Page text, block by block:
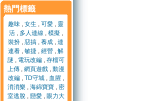
熱門標籤
趣味 , 女生 , 可愛 , 靈
活, 多人連線 , 模擬 ,
裝扮 , 惡搞 , 養成 , 連
連看 , 敏捷 , 經營 , 解
謎 , 電玩改編, 存檔可
上傳, 網頁遊戲, 動漫
改編, TD守城, 血腥 ,
消消樂, 海綿寶寶, 密
室逃脫, 戀愛, 眼力大